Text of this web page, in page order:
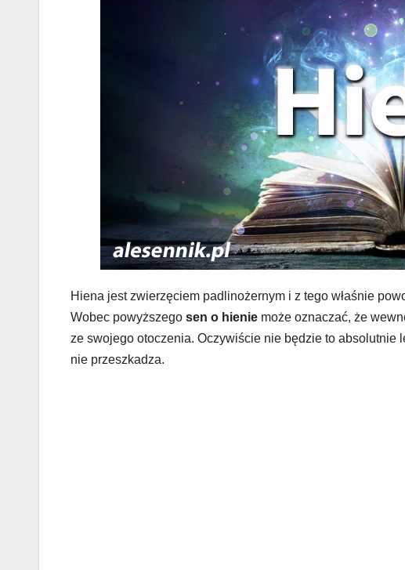
Hiena jest zwierzęciem padlinożernym i z tego właśnie
Wobec powyższego sen o hienie może oznaczać, że
ze swojego otoczenia. Oczywiście nie będzie to absolutnie
nie przeszkadza.